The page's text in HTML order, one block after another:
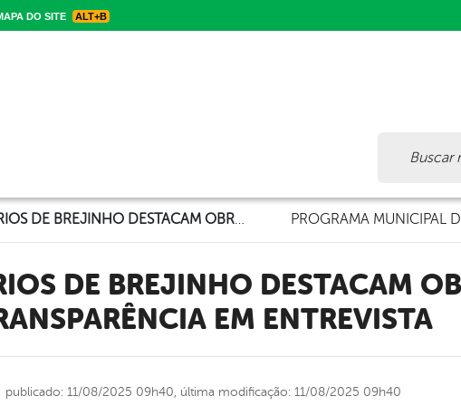
DO SITE ALT+B
SECRETÁRIOS DE BREJINHO DESTACAM OBRAS E TRANSPARÊNCIA EM ENTREVISTA PROGRAMA MUNICIPAL
EM ENTREVISTA
publicado: 11/08/2025 09h40, última modificação: 11/08/2025 09h40